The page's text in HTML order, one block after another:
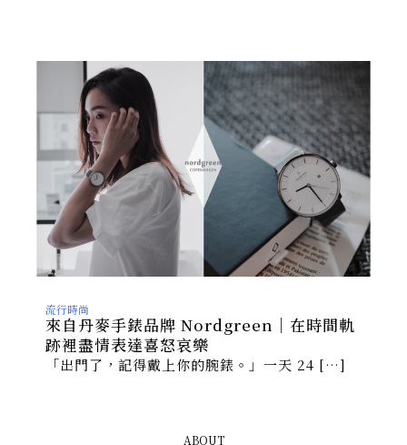
流行時尚
來自丹麥手錶品牌 Nordgreen｜在時間軌
跡裡盡情表達喜怒哀樂
「出門了，記得戴上你的腕錶。」一天 24 […]
ABOUT